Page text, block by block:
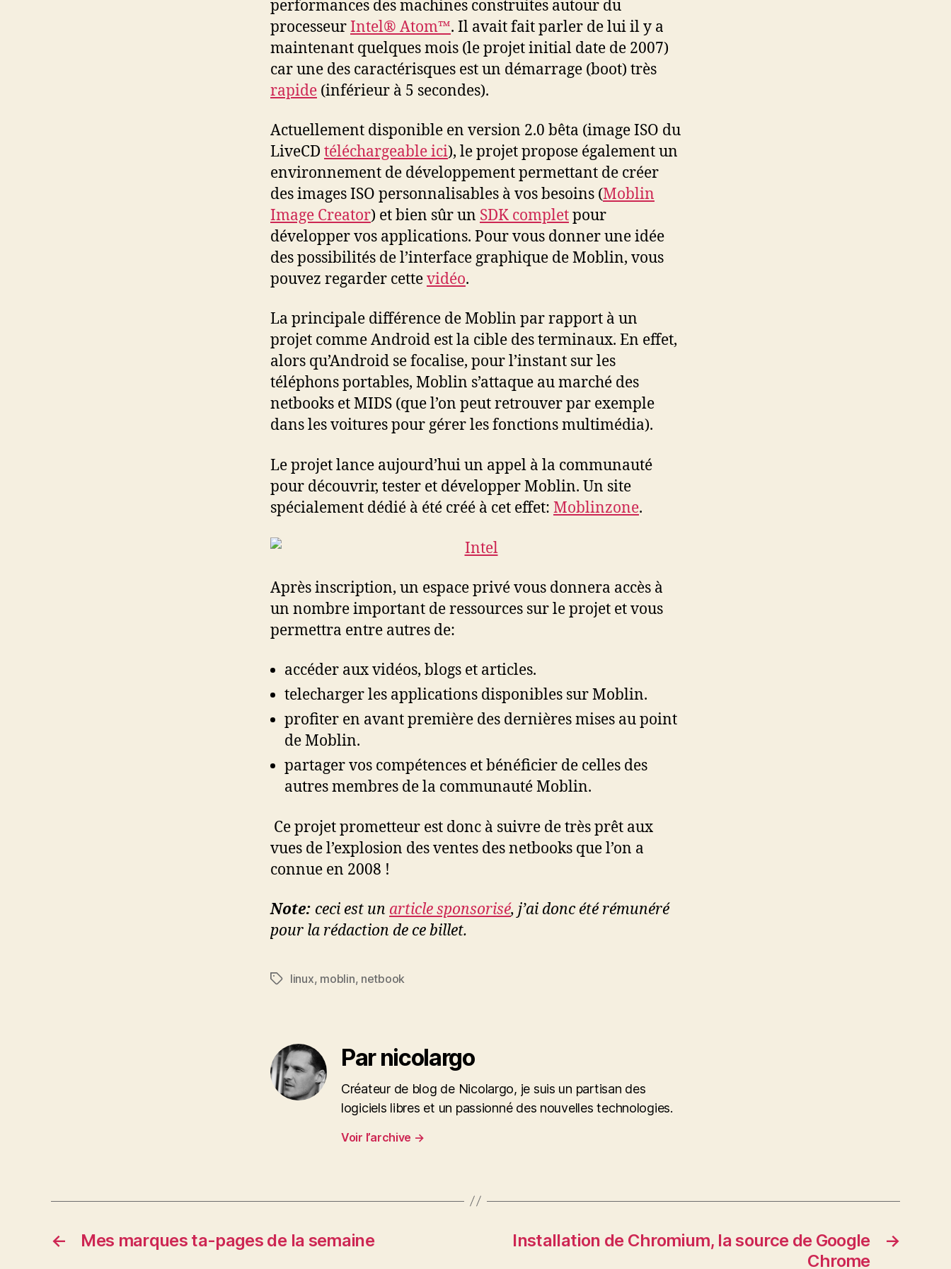
performances des machines construites autour du
processeurIntel® Atom™. Il avait fait parler de lui il y a
maintenant quelques mois (le projet initial date de 2007)
car une des caractérisques est un démarrage (boot) très
rapide (inférieur à 5 secondes).
Actuellement disponible en version 2.0 bêta (image ISO du
LiveCD téléchargeable ici), le projet propose également un
environnement de développement permettant de créer
des images ISO personnalisables à vos besoins (Moblin
Image Creator) et bien sûr un SDK completpour
développer vos applications. Pour vous donner une idée
des possibilités de l’interface graphique de Moblin, vous
pouvez regarder cettevidéo.
La principale différence de Moblin par rapport à un
projet comme Android est la cible des terminaux. En effet,
alors qu’Android se focalise, pour l’instant sur les
téléphons portables, Moblin s’attaque au marché des
netbooks et MIDS (que l’on peut retrouver par exemple
dans les voitures pour gérer les fonctions multimédia).
Le projet lance aujourd’hui un appel à la communauté
pour découvrir, tester et développer Moblin. Un site
spécialement dédié à été créé à cet effet: Moblinzone.
Après inscription, un espace privé vous donnera accès à
un nombre important de ressources sur le projet et vous
permettra entre autres de:
accéder aux vidéos, blogs et articles.
telecharger les applications disponibles sur Moblin.
profiter en avant première des dernières mises au point
de Moblin.
partager vos compétences et bénéficier de celles des
autres membres de la communauté Moblin.
Ce projet prometteur est donc à suivre de très prêt aux
vues de l’explosion des ventes des netbooks que l’on a
connue en 2008 !
Note: ceci est un article sponsorisé, j’ai donc été rémunéré
pour la rédaction de ce billet.
Étiquettes
linux, moblin, netbook
Par nicolargo
Créateur de blog de Nicolargo, je suis un partisan des
logiciels libres et un passionné des nouvelles technologies.
Voir l’archive →
← Mes marques ta-pages de la semaine →
Installation de Chromium, la source de Google
Chrome